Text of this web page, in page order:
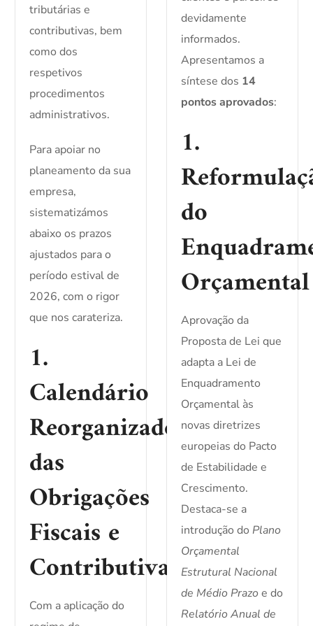
tributárias e
contributivas, bem
como dos
respetivos
procedimentos
administrativos.
Para apoiar no
planeamento da sua
empresa,
sistematizámos
abaixo os prazos
ajustados para o
período estival de
2026, com o rigor
que nos carateriza.
1.
Calendário
Reorganizado
das
Obrigações
Fiscais e
Contributivas
Com a aplicação do
devidamente
informados.
Apresentamos a
síntese dos 14
pontos aprovados:
1.
do
Orçamental
Aprovação da
Proposta de Lei que
adapta a Lei de
Enquadramento
Orçamental às
novas diretrizes
europeias do Pacto
de Estabilidade e
Crescimento.
Destaca-se a
introdução do Plano
Orçamental
Estrutural Nacional
de Médio Prazoe do
Relatório Anual de